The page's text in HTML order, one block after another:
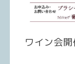
ワイン会開